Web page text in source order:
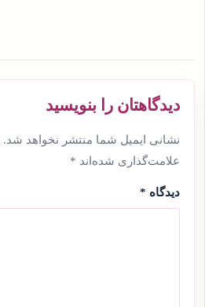
دیدگاهتان را بنویسید
نشانی ایمیل شما منتشر نخواهد شد.
علامت‌گذاری شده‌اند *
دیدگاه *